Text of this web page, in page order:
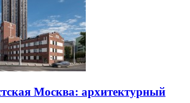
Москва: архитектурный